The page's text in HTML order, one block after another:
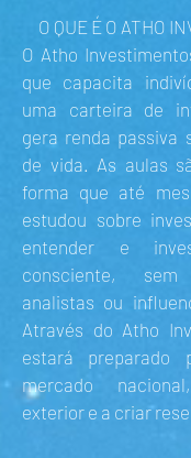
O QUE É O ATHO
O Atho
que capacita
uma carteira de
gera renda passiva
de vida. As aulas
forma que até
estudou sobre
entender e
consciente,
analistas ou
Através do Atho
estará preparado
mercado
exterior e a criar